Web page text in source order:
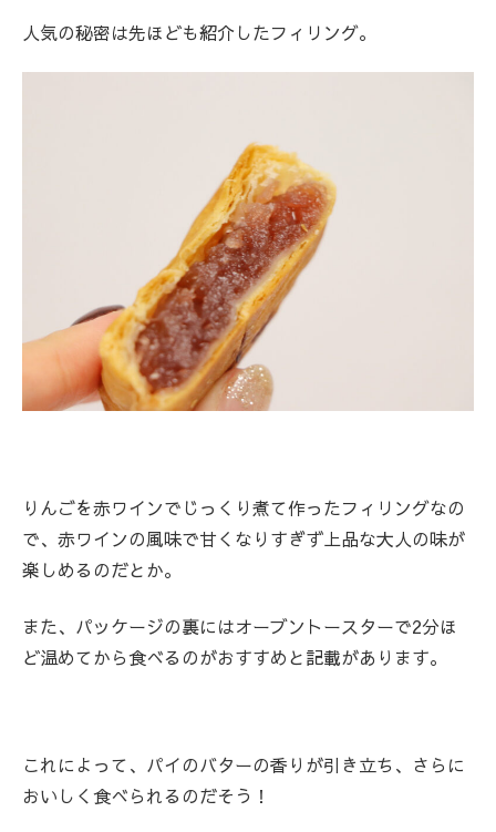
人気の秘密は先ほども紹介したフィリング。
りんごを赤ワインでじっくり煮て作ったフィリングなの
で、赤ワインの風味で甘くなりすぎず上品な大人の味が
楽しめるのだとか。
また、パッケージの裏にはオーブントースターで2分ほ
ど温めてから食べるのがおすすめと記載があります。
これによって、パイのバターの香りが引き立ち、さらに
おいしく食べられるのだそう！